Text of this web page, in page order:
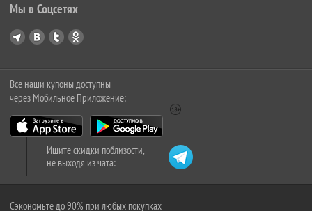
Мы в Соцсетях
Все наши купоны доступны
через Мобильное Приложение:
Ищите скидки поблизости,
не выходя из чата:
Сэкономьте до 90% при любых покупках